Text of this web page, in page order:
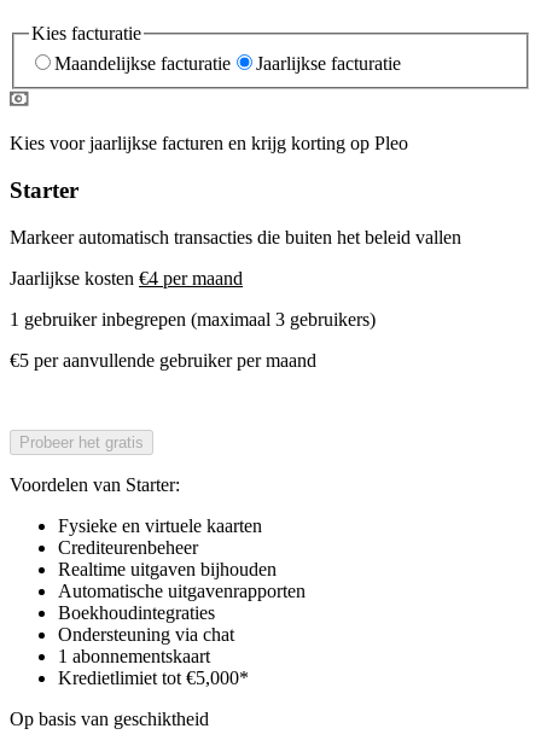
Kies facturatie
Maandelijkse facturatie
Jaarlijkse facturatie
Kies voor jaarlijkse facturen en krijg korting op Pleo
Starter
Markeer automatisch transacties die buiten het beleid vallen
Jaarlijkse kosten €4 per maand
1 gebruiker inbegrepen (maximaal 3 gebruikers)
€5 per aanvullende gebruiker per maand
Probeer het gratis
Voordelen van Starter:
Fysieke en virtuele kaarten
Crediteurenbeheer
Realtime uitgaven bijhouden
Automatische uitgavenrapporten
Boekhoudintegraties
Ondersteuning via chat
1 abonnementskaart
Kredietlimiet tot €5,000*
Op basis van geschiktheid